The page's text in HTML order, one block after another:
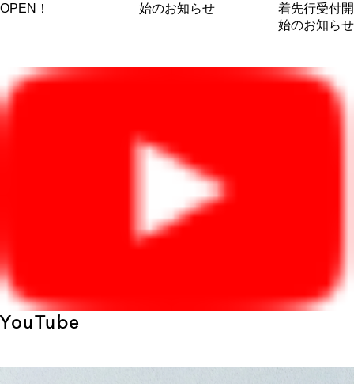
OPEN！
始のお知らせ
着先行受付開
始のお知らせ
YouTube